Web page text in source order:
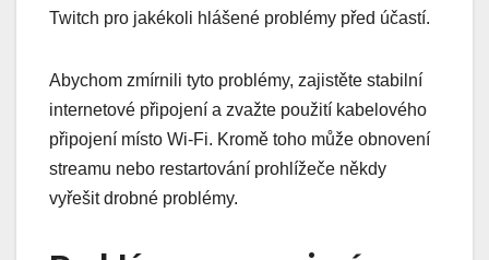
Twitch pro jakékoli hlášené problémy před účastí.
Abychom zmírnili tyto problémy, zajistěte stabilní
internetové připojení a zvažte použití kabelového
připojení místo Wi-Fi. Kromě toho může obnovení
streamu nebo restartování prohlížeče někdy
vyřešit drobné problémy.